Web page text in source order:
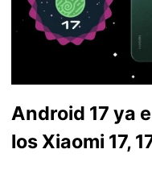
Android 17 ya
los Xiaomi 17,